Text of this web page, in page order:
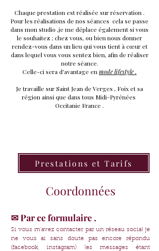
Chaque prestation est réalisée sur réservation .
Pour les réalisations de nos séances cela se passe
dans mon studio ,je me déplace également si vous
le souhaitez ; chez vous, ou bien nous donner
rendez-vous dans un lieu qui vous tient à cœur et
dans lequel vous vous sentez bien, afin de réaliser
notre séance.
Celle-ci sera d'avantage en mode lifestyle .
Je travaille sur Saint Jean de Verges , Foix et sa
région ainsi que dans tous Midi-Pyrénées
Occitanie France .
Prestations et Tarifs
Coordonnées
✉ Par ce formulaire .
Si vous m'avez contacter par un réseau social je
ne vous ai sans doute pas encore répondu
(facebook, instagram) les messages étant